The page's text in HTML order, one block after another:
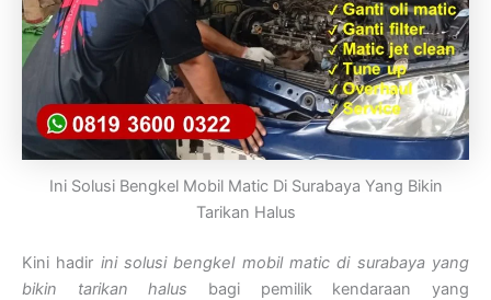
Ini Solusi Bengkel Mobil Matic Di Surabaya Yang Bikin
Tarikan Halus
Kini hadir ini solusi bengkel mobil matic di surabaya yang
bikin tarikan halus bagi pemilik kendaraan yang